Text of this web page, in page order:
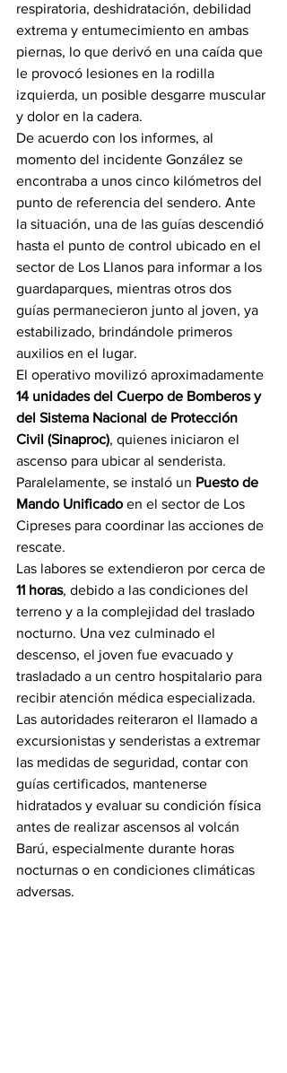
respiratoria, deshidratación, debilidad
extrema y entumecimiento en ambas
piernas, lo que derivó en una caída que
le provocó lesiones en la rodilla
izquierda, un posible desgarre muscular
y dolor en la cadera.
De acuerdo con los informes, al
momento del incidente González se
encontraba a unos cinco kilómetros del
punto de referencia del sendero. Ante
la situación, una de las guías descendió
hasta el punto de control ubicado en el
sector de Los Llanos para informar a los
guardaparques, mientras otros dos
guías permanecieron junto al joven, ya
estabilizado, brindándole primeros
auxilios en el lugar.
El operativo movilizó aproximadamente
14 unidades del Cuerpo de Bomberos y
del Sistema Nacional de Protección
Civil (Sinaproc), quienes iniciaron el
ascenso para ubicar al senderista.
Paralelamente, se instaló un Puesto de
Mando Unificado en el sector de Los
Cipreses para coordinar las acciones de
rescate.
Las labores se extendieron por cerca de
11 horas, debido a las condiciones del
terreno y a la complejidad del traslado
nocturno. Una vez culminado el
descenso, el joven fue evacuado y
trasladado a un centro hospitalario para
recibir atención médica especializada.
Las autoridades reiteraron el llamado a
excursionistas y senderistas a extremar
las medidas de seguridad, contar con
guías certificados, mantenerse
hidratados y evaluar su condición física
antes de realizar ascensos al volcán
Barú, especialmente durante horas
nocturnas o en condiciones climáticas
adversas.